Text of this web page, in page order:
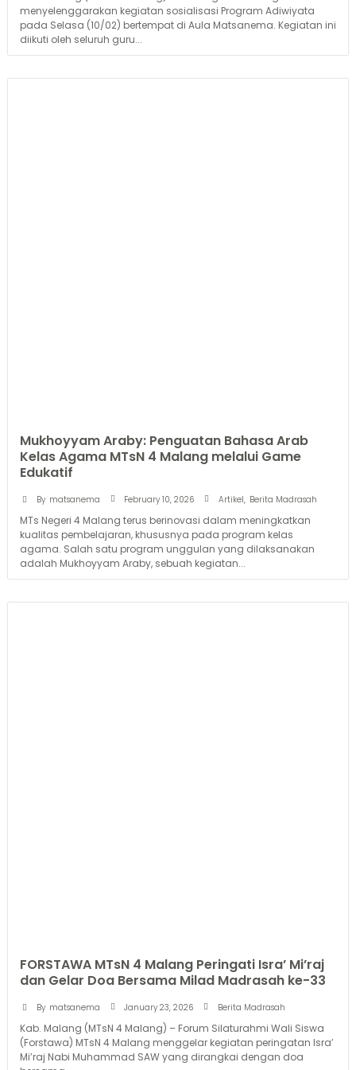
menyelenggarakan kegiatan sosialisasi Program Adiwiyata
pada Selasa (10/02) bertempat di Aula Matsanema. Kegiatan ini
diikuti oleh seluruh guru...
Mukhoyyam Araby: Penguatan Bahasa Arab
Kelas Agama MTsN 4 Malang melalui Game
Edukatif
By matsanema February 10, 2026 Artikel, Berita Madrasah
MTs Negeri 4 Malang terus berinovasi dalam meningkatkan
kualitas pembelajaran, khususnya pada program kelas
agama. Salah satu program unggulan yang dilaksanakan
adalah Mukhoyyam Araby, sebuah kegiatan...
FORSTAWA MTsN 4 Malang Peringati Isra’ Mi’raj
dan Gelar Doa Bersama Milad Madrasah ke-33
By matsanema January 23, 2026 Berita Madrasah
Kab. Malang (MTsN 4 Malang) – Forum Silaturahmi Wali Siswa
(Forstawa) MTsN 4 Malang menggelar kegiatan peringatan Isra’
Mi’raj Nabi Muhammad SAW yang dirangkai dengan doa